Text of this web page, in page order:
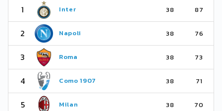
1 Inter 38 87
2 Napoli 38 76
3 Roma 38 73
4 Como 1907 38 71
5 Milan 38 70